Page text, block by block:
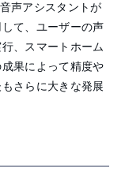
声アシスタントが
て、ユーザーの声
、スマートホーム
果によって精度や
さらに大きな発展